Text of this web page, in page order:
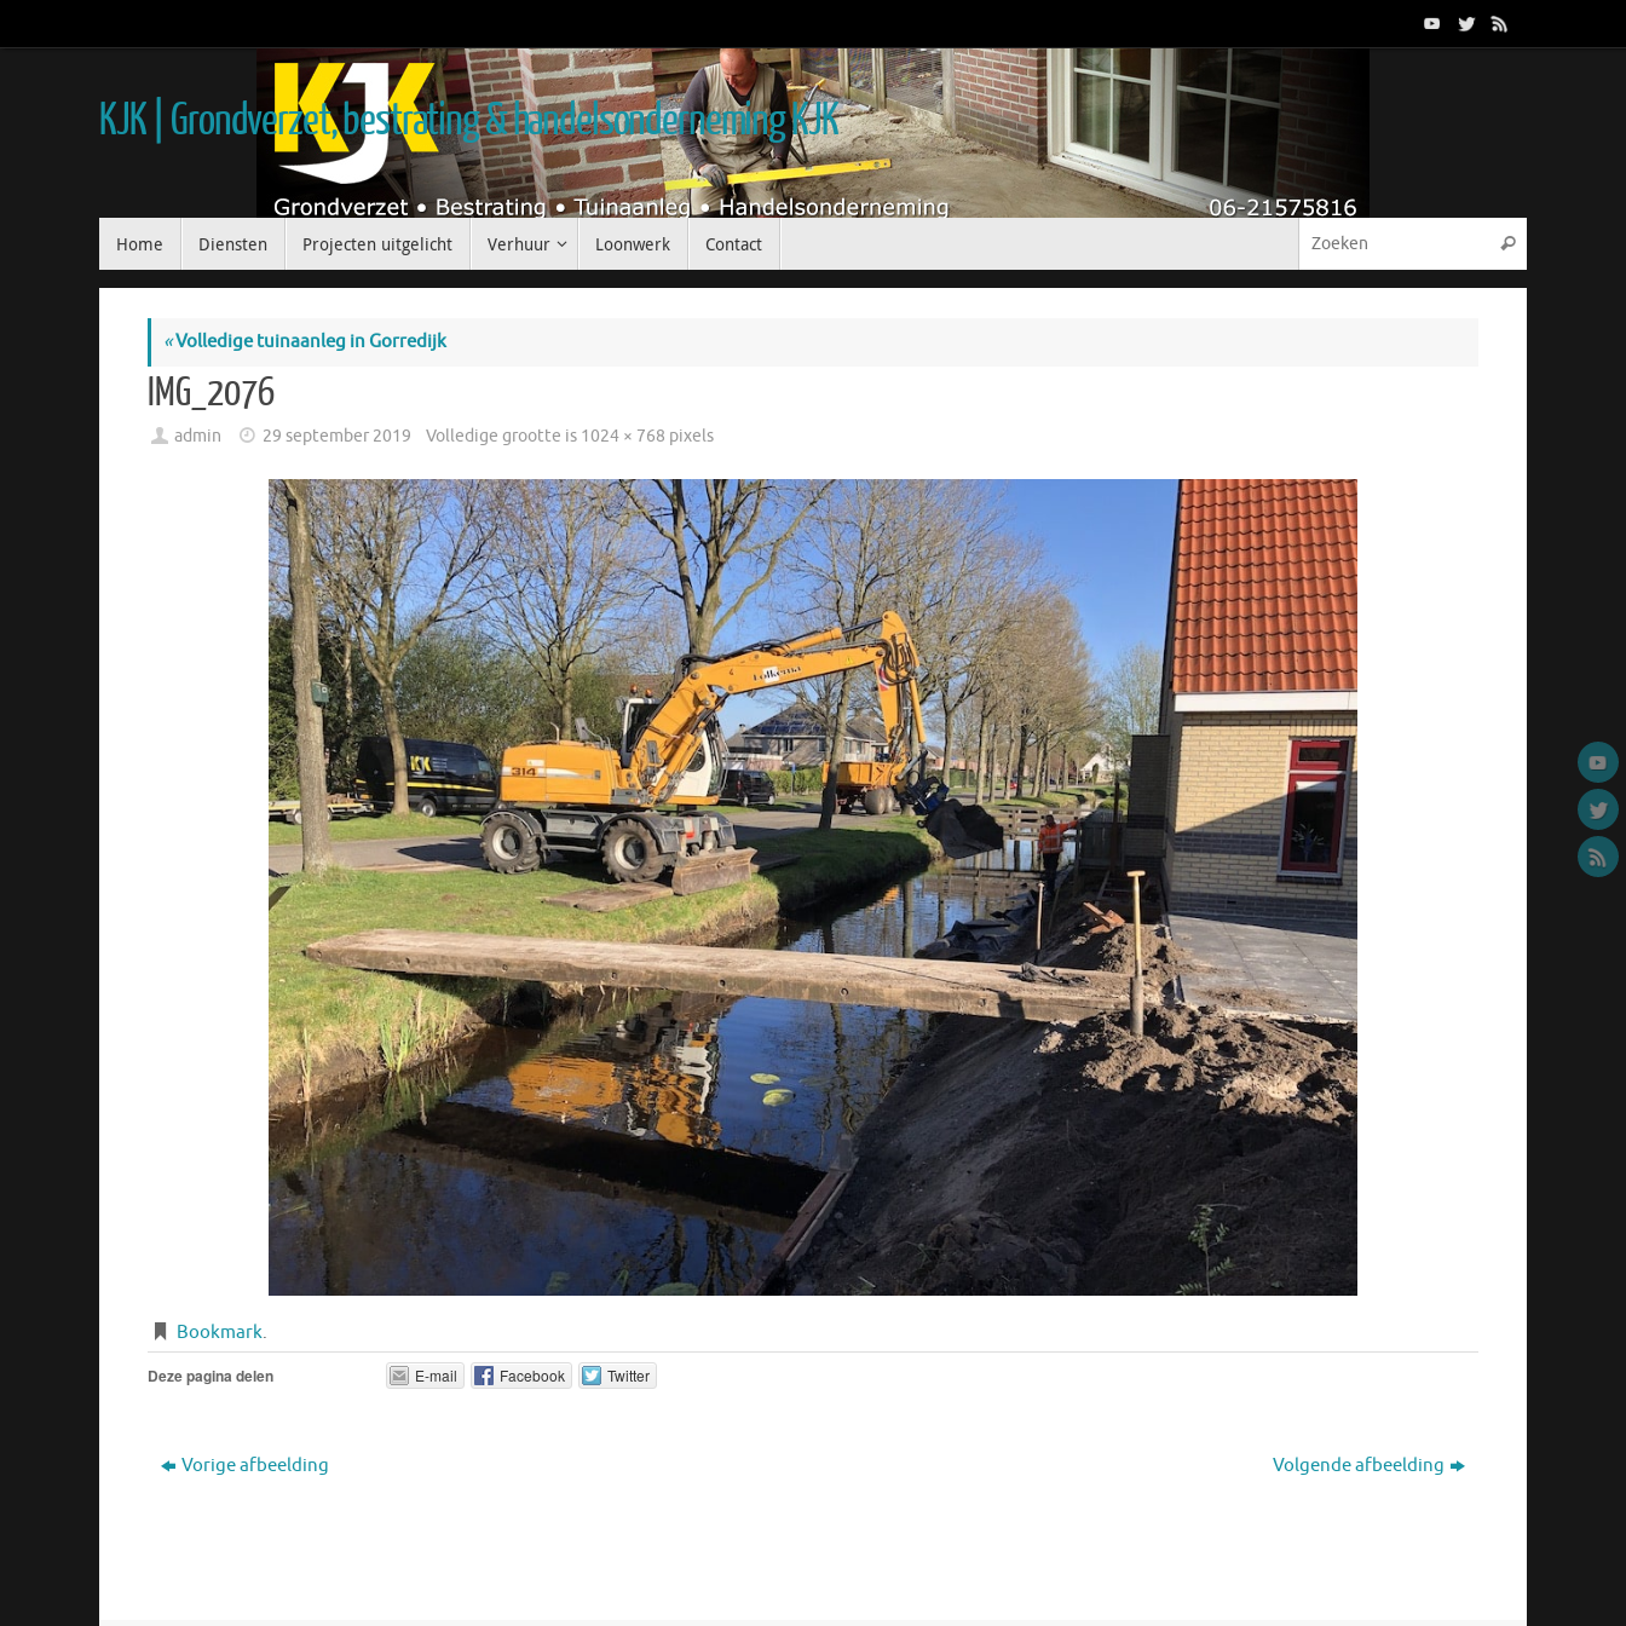
KJK | Grondverzet, bestrating & handelsonderneming KJK
Home Diensten Projecten uitgelicht Verhuur Loonwerk Contact
«Volledige tuinaanleg in Gorredijk
IMG_2076
admin 29 september 2019 Volledige grootte is 1024 × 768 pixels
Bookmark.
Deze pagina delen E-mail Facebook Twitter
Vorige afbeelding Volgende afbeelding